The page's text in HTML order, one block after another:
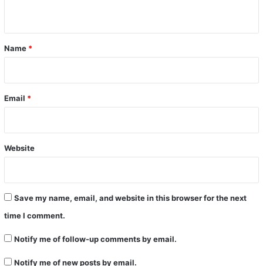
*
Name *
Email *
Website
Save my name, email, and website in this browser for the next
time I comment.
Notify me of follow-up comments by email.
Notify me of new posts by email.